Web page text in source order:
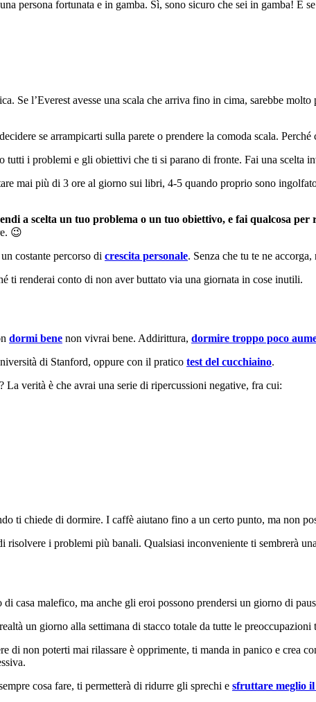
persona fortunata e in gamba. Sì, sono sicuro che sei in gamba! E
Se l’Everest avesse una scala che arriva fino in cima, sarebbe
se arrampicarti sulla parete o prendere la comoda scala.
tutti i problemi e gli obiettivi che ti si parano di fronte. Fai una scelta
mai più di 3 ore al giorno sui libri, 4-5 quando proprio sono
a scelta un tuo problema o un tuo obiettivo, e fai qualcosa per
😉
costante percorso di crescita personale. Senza che tu te ne
ti renderai conto di non aver buttato via una giornata in cose inutili.
dormi bene non vivrai bene. Addirittura, dormire troppo poco
di Stanford, oppure con il pratico test del cucchiaino.
verità è che avrai una serie di ripercussioni negative, fra cui:
ti chiede di dormire. I caffè aiutano fino a un certo punto, ma non
i problemi più banali. Qualsiasi inconveniente ti sembrerà
casa malefico, ma anche gli eroi possono prendersi un giorno di
un giorno alla settimana di stacco totale da tutte le
di non poterti mai rilassare è opprimente, ti manda in panico e crea
cosa fare, ti permetterà di ridurre gli sprechi e sfruttare meglio